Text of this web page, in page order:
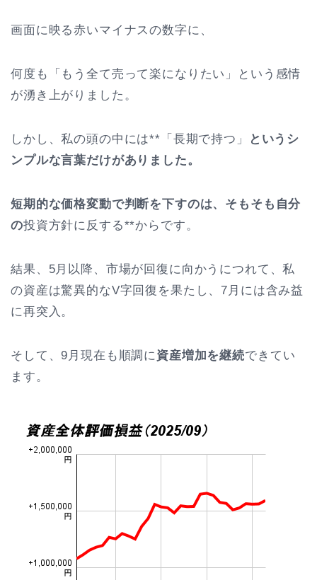
画面に映る赤いマイナスの数字に、
何度も「もう全て売って楽になりたい」という感情
が湧き上がりました。
しかし、私の頭の中には**「長期で持つ」
というシ
ンプルな言葉だけがありました。
短期的な価格変動で判断を下すのは、そもそも自分
の投資方針に反する**からです。
結果、5月以降、市場が回復に向かうにつれて、私
の資産は驚異的なV字回復を果たし、7月には含み益
に再突入。
そして、9月現在も順調に資産増加を継続できてい
ます。